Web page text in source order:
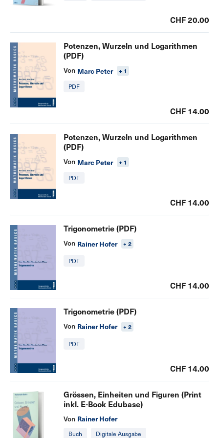
CHF 20.00
Potenzen, Wurzeln und Logarithmen
(PDF)
Von Marc Peter
+ 1
PDF
CHF 14.00
Potenzen, Wurzeln und Logarithmen
(PDF)
Von Marc Peter
+ 1
PDF
CHF 14.00
Trigonometrie (PDF)
Von Rainer Hofer + 2
PDF
CHF 14.00
Trigonometrie (PDF)
Von Rainer Hofer + 2
PDF
CHF 14.00
Grössen, Einheiten und Figuren (Print
inkl. E-Book Edubase)
Von Rainer Hofer
Buch Digitale Ausgabe